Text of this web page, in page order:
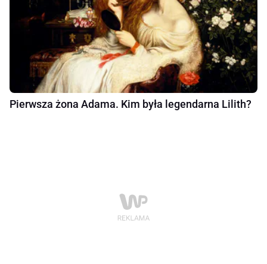
Pierwsza żona Adama. Kim była legendarna Lilith?